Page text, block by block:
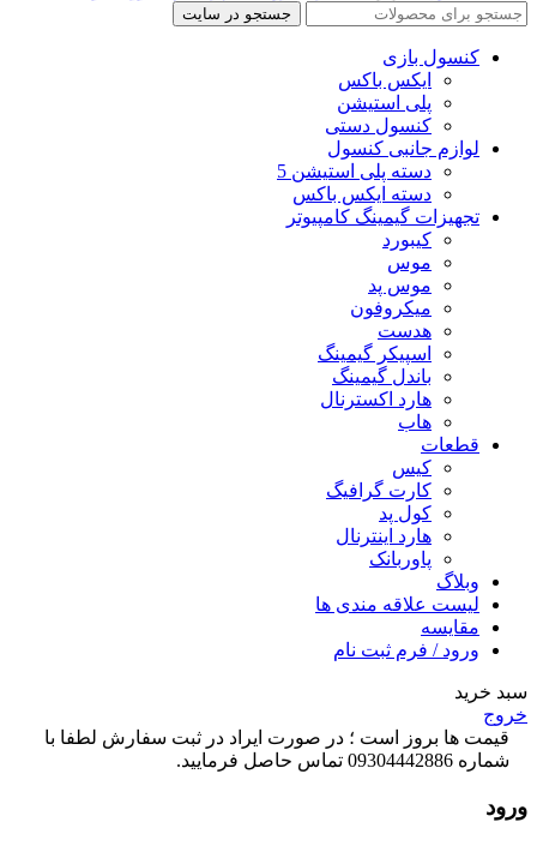
جستجو در سایت
کنسول بازی
ایکس باکس
پلی استیشن
کنسول دستی
لوازم جانبی کنسول
دسته پلی استیشن 5
دسته ایکس باکس
تجهیزات گیمینگ کامپیوتر
کیبورد
موس
موس پد
میکروفون
هدست
اسپیکر گیمینگ
باندل گیمینگ
هارد اکسترنال
هاب
قطعات
کیس
کارت گرافیگ
کول پد
هارد اینترنال
پاوربانک
وبلاگ
لیست علاقه مندی ها
مقایسه
ورود / فرم ثبت نام
سبد خرید
خروج
قیمت ها بروز است ؛ در صورت ایراد در ثبت سفارش لطفا با
شماره 09304442886 تماس حاصل فرمایید.
ورود